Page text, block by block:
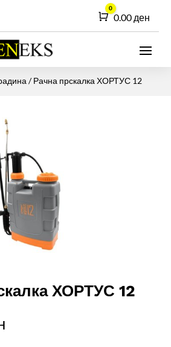
Cart
0
0.00 ден
/ Рачна прскалка ХОРТУС 12
ХОРТУС 12